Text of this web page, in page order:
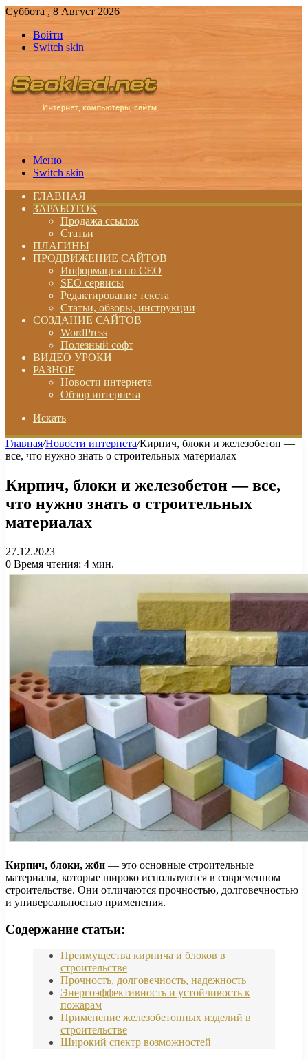
Суббота , 8 Август 2026
Войти
Switch skin
Меню
Switch skin
ГЛАВНАЯ
ЗАРАБОТОК
Продажа ссылок
Статьи
ПЛАГИНЫ
ПРОДВИЖЕНИЕ САЙТОВ
Информация по СЕО
SEO сервисы
Редактирование текста
Статьи, обзоры, инструкции
СОЗДАНИЕ САЙТОВ
WordPress
Полезный софт
ВИДЕО УРОКИ
РАЗНОЕ
Новости интернета
Обзор интернета
Искать
Главная/Новости интернета/Кирпич, блоки и железобетон —
все, что нужно знать о строительных материалах
Кирпич, блоки и железобетон — все,
что нужно знать о строительных
материалах
27.12.2023
0 Время чтения: 4 мин.
Кирпич, блоки, жби — это основные строительные
материалы, которые широко используются в современном
строительстве. Они отличаются прочностью, долговечностью
и универсальностью применения.
Содержание статьи:
Преимущества кирпича и блоков в
строительстве
Прочность, долговечность, надежность
Энергоэффективность и устойчивость к
пожарам
Применение железобетонных изделий в
строительстве
Широкий спектр возможностей